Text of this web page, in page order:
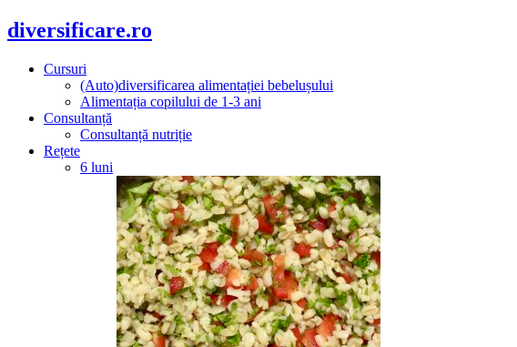
diversificare.ro
Cursuri
(Auto)diversificarea alimentației bebelușului
Alimentația copilului de 1-3 ani
Consultanță
Consultanță nutriție
Rețete
6 luni